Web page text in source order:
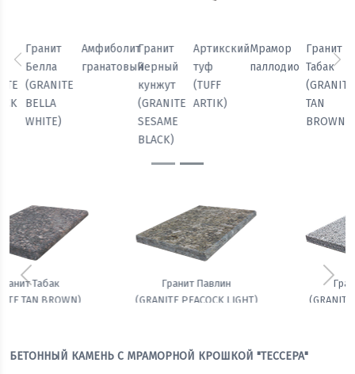
Мрамор
паллодио
Гранит
Табак
Гранит
Павлин
(GRANITE
PEACOCK
LIGHT)
Гранит
Белла
(GRANITE
BELLA
Амфиболит
гранатовый
Гранит
Черный
кунжут
(GRANITE
SESAME
Предыдущий
(GRANITE BELLA WHITE)
Амфиболит гранатовый
Предыдущий
БЕТОННЫЙ КАМЕНЬ С МРАМОРНОЙ КРОШКОЙ "ТЕССЕРА"